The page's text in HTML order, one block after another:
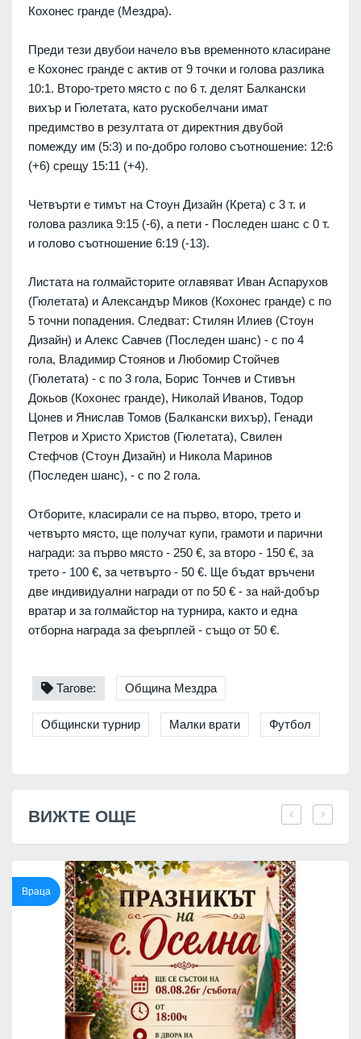
Кохонес гранде (Мездра).
Преди тези двубои начело във временното класиране
е Кохонес гранде с актив от 9 точки и голова разлика
10:1. Второ-трето място с по 6 т. делят Балкански
вихър и Гюлетата, като рускобелчани имат
предимство в резултата от директния двубой
помежду им (5:3) и по-добро голово съотношение: 12:6
(+6) срещу 15:11 (+4).
Четвърти е тимът на Стоун Дизайн (Крета) с 3 т. и
голова разлика 9:15 (-6), а пети - Последен шанс с 0 т.
и голово съотношение 6:19 (-13).
Листата на голмайсторите оглавяват Иван Аспарухов
(Гюлетата) и Александър Миков (Кохонес гранде) с по
5 точни попадения. Следват: Стилян Илиев (Стоун
Дизайн) и Алекс Савчев (Последен шанс) - с по 4
гола, Владимир Стоянов и Любомир Стойчев
(Гюлетата) - с по 3 гола, Борис Тончев и Стивън
Докьов (Кохонес гранде), Николай Иванов, Тодор
Цонев и Янислав Томов (Балкански вихър), Генади
Петров и Христо Христов (Гюлетата), Свилен
Стефчов (Стоун Дизайн) и Никола Маринов
(Последен шанс), - с по 2 гола.
Отборите, класирали се на първо, второ, трето и
четвърто място, ще получат купи, грамоти и парични
награди: за първо място - 250 €, за второ - 150 €, за
трето - 100 €, за четвърто - 50 €. Ще бъдат връчени
две индивидуални награди от по 50 € - за най-добър
вратар и за голмайстор на турнира, както и една
отборна награда за феърплей - също от 50 €.
Тагове: Община Мездра
Общински турнир Малки врати Футбол
ВИЖТЕ ОЩЕ
Враца